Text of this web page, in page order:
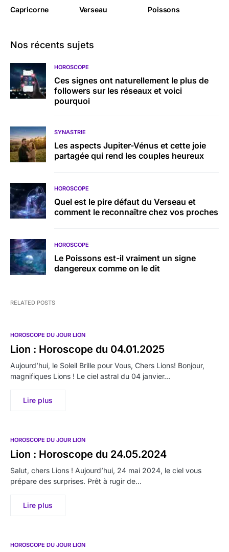
Capricorne Verseau Poissons
Nos récents sujets
HOROSCOPE
Ces signes ont naturellement le plus de
followers sur les réseaux et voici
pourquoi
SYNASTRIE
Les aspects Jupiter-Vénus et cette joie
partagée qui rend les couples heureux
HOROSCOPE
Quel est le pire défaut du Verseau et
comment le reconnaître chez vos proches
HOROSCOPE
Le Poissons est-il vraiment un signe
dangereux comme on le dit
RELATED POSTS
HOROSCOPE DU JOUR LION
Lion : Horoscope du 04.01.2025
Aujourd’hui, le Soleil Brille pour Vous, Chers Lions! Bonjour,
magnifiques Lions ! Le ciel astral du 04 janvier…
Lire plus
HOROSCOPE DU JOUR LION
Lion : Horoscope du 24.05.2024
Salut, chers Lions ! Aujourd’hui, 24 mai 2024, le ciel vous
prépare des surprises. Prêt à rugir de…
Lire plus
HOROSCOPE DU JOUR LION